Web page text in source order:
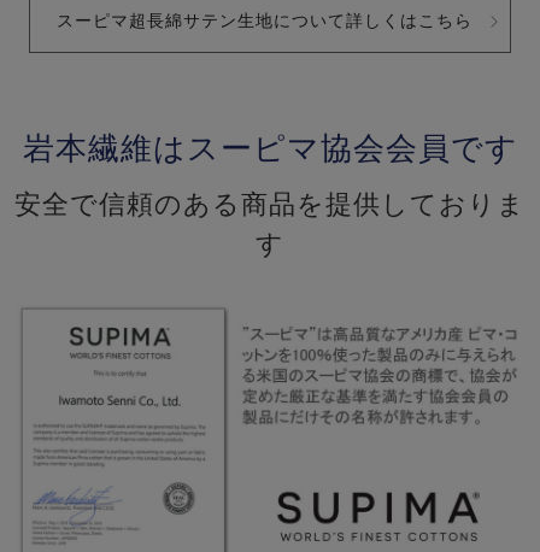
スーピマ超長綿サテン生地について詳しくはこちら
岩本繊維はスーピマ協会会員です
安全で信頼のある商品を提供しておりま
す